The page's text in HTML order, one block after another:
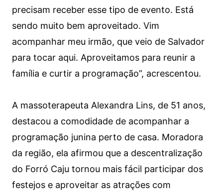
precisam receber esse tipo de evento. Está
sendo muito bem aproveitado. Vim
acompanhar meu irmão, que veio de Salvador
para tocar aqui. Aproveitamos para reunir a
família e curtir a programação”, acrescentou.
A massoterapeuta Alexandra Lins, de 51 anos,
destacou a comodidade de acompanhar a
programação junina perto de casa. Moradora
da região, ela afirmou que a descentralização
do Forró Caju tornou mais fácil participar dos
festejos e aproveitar as atrações com